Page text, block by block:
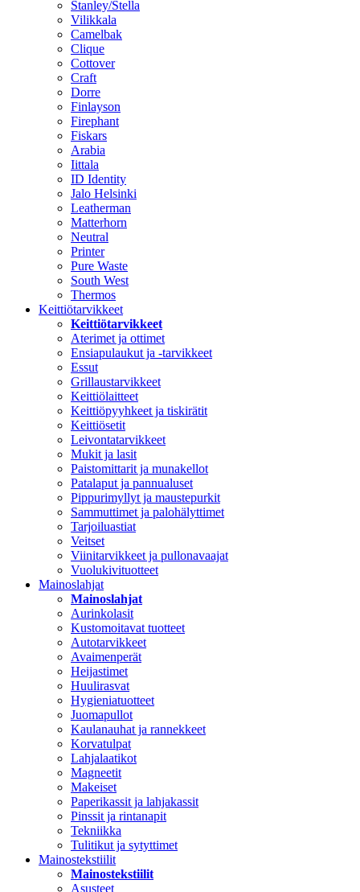
Stanley/Stella
Vilikkala
Camelbak
Clique
Cottover
Craft
Dorre
Finlayson
Firephant
Fiskars
Arabia
Iittala
ID Identity
Jalo Helsinki
Leatherman
Matterhorn
Neutral
Printer
Pure Waste
South West
Thermos
Keittiötarvikkeet
Keittiötarvikkeet
Aterimet ja ottimet
Ensiapulaukut ja -tarvikkeet
Essut
Grillaustarvikkeet
Keittiölaitteet
Keittiöpyyhkeet ja tiskirätit
Keittiösetit
Leivontatarvikkeet
Mukit ja lasit
Paistomittarit ja munakellot
Patalaput ja pannualuset
Pippurimyllyt ja maustepurkit
Sammuttimet ja palohälyttimet
Tarjoiluastiat
Veitset
Viinitarvikkeet ja pullonavaajat
Vuolukivituotteet
Mainoslahjat
Mainoslahjat
Aurinkolasit
Kustomoitavat tuotteet
Autotarvikkeet
Avaimenperät
Heijastimet
Huulirasvat
Hygieniatuotteet
Juomapullot
Kaulanauhat ja rannekkeet
Korvatulpat
Lahjalaatikot
Magneetit
Makeiset
Paperikassit ja lahjakassit
Pinssit ja rintanapit
Tekniikka
Tulitikut ja sytyttimet
Mainostekstiilit
Mainostekstiilit
Asusteet